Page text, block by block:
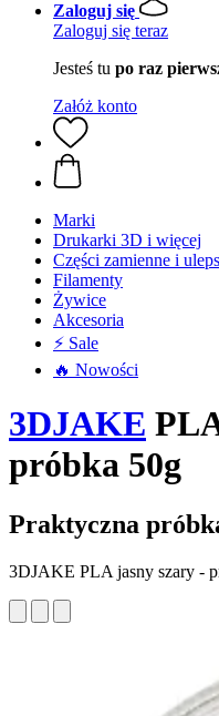
Zaloguj się
Zaloguj się teraz
Jesteś tu po raz
Załóż konto
Marki
Drukarki 3D i więcej
Części zamienne i
Filamenty
Żywice
Akcesoria
⚡ Sale
🔥 Nowości
3DJAKE
próbka 50g
Praktyczna
3DJAKE PLA jasny szary -